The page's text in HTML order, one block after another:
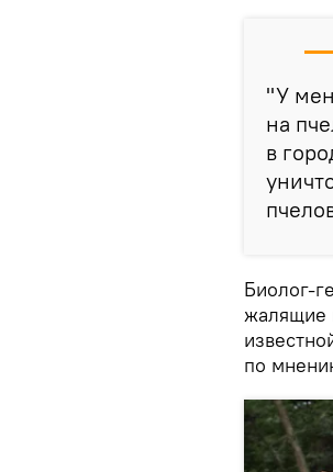
"У
на
в
Биолог-
жалящие
по